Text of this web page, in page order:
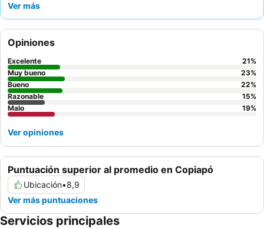
eficiente y su idoneidad para
recurrente en las evaluaciones es el tamaño excepcionalmente
compacto de las habitaciones y, en particular, de los baños.
También se destaca que el hotel
, y acoge a
huéspedes que viajan con sus animales. Para garantizar una
estancia confortable, los huéspedes deben estar preparados
para las pequeñas dimensiones de las habitaciones y considerar
la posibilidad de llevar artículos de aseo personales, ya que
por separado.
Ver más
Puntuación superior al promedio en Copiapó
Ubicación•8,9
Ver más puntuaciones
Opiniones
Excelente 21%
Muy bueno
23%
Bueno
22%
Razonable
15%
Malo
19%
Ver opiniones
Servicios principales